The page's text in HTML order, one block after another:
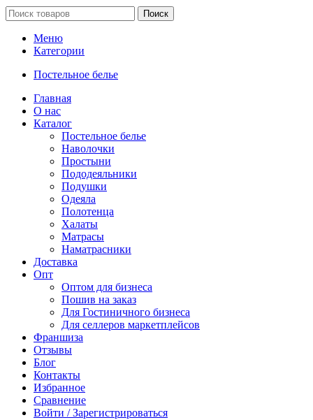
Поиск
Меню
Категории
Постельное белье
Главная
О нас
Каталог
Постельное белье
Наволочки
Простыни
Пододеяльники
Подушки
Одеяла
Полотенца
Халаты
Матрасы
Наматрасники
Доставка
Опт
Оптом для бизнеса
Пошив на заказ
Для Гостиничного бизнеса
Для селлеров маркетплейсов
Франшиза
Отзывы
Блог
Контакты
Избранное
Сравнение
Войти / Зарегистрироваться